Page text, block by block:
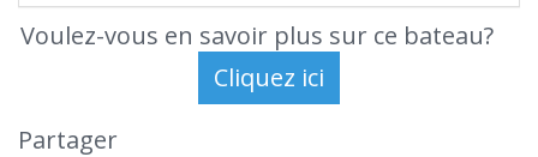
Voulez-vous en savoir plus sur ce bateau?
Partager